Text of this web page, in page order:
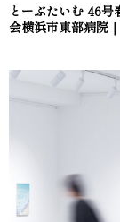
とーぶたいむ 46
会横浜市東部病院